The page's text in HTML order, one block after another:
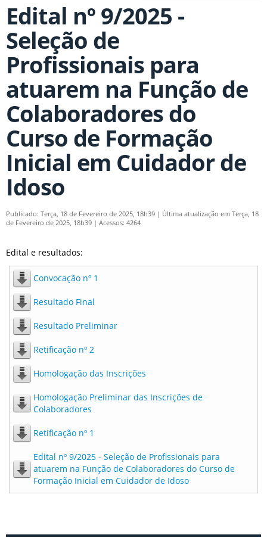
Edital nº 9/2025 -
Seleção de
Profissionais para
atuarem na Função de
Colaboradores do
Curso de Formação
Inicial em Cuidador de
Idoso
Publicado: Terça, 18 de Fevereiro de 2025, 18h39 | Última atualização em Terça, 18
de Fevereiro de 2025, 18h39 | Acessos: 4264
Edital e resultados:
Convocação nº 1
Resultado Final
Resultado Preliminar
Retificação nº 2
Homologação das Inscrições
Homologação Preliminar das Inscrições de
Colaboradores
Retificação nº 1
Edital nº 9/2025 - Seleção de Profissionais para
atuarem na Função de Colaboradores do Curso de
Formação Inicial em Cuidador de Idoso